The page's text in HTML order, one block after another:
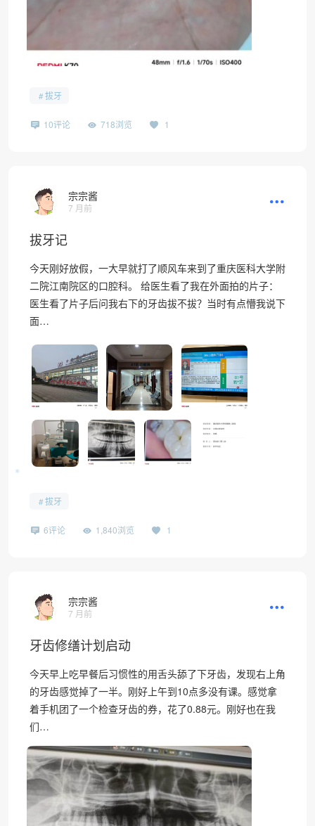
拔牙
10评论 718浏览 1
宗宗酱
7 月前
拔牙记
今天刚好放假，一大早就打了顺风车来到了重庆医科大学附
二院江南院区的口腔科。 给医生看了我在外面拍的片子：
医生看了片子后问我右下的牙齿拔不拔？当时有点懵我说下
面…
拔牙
6评论 1,840浏览 1
宗宗酱
7 月前
牙齿修缮计划启动
今天早上吃早餐后习惯性的用舌头舔了下牙齿，发现右上角
的牙齿感觉掉了一半。刚好上午到10点多没有课。感觉拿
着手机团了一个检查牙齿的券，花了0.88元。刚好也在我
们…